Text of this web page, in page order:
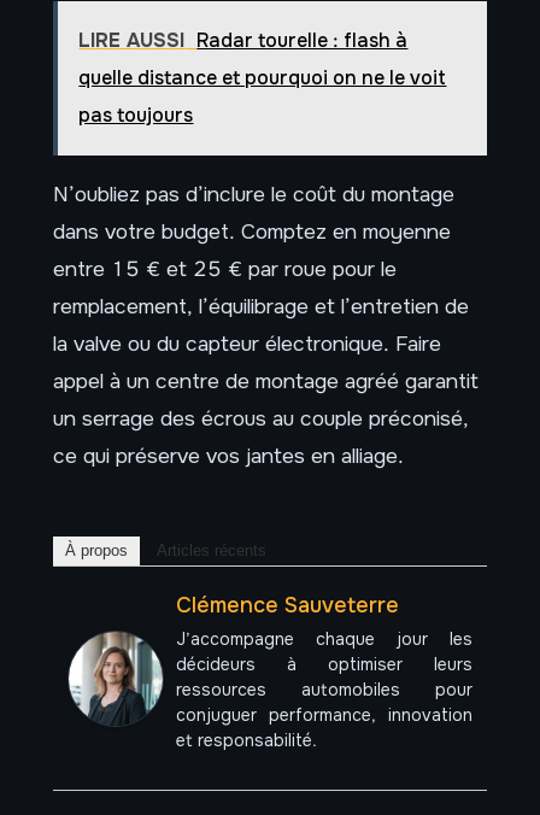
LIRE AUSSI Radar tourelle : flash à
quelle distance et pourquoi on ne le voit
pas toujours
N’oubliez pas d’inclure le coût du montage
dans votre budget. Comptez en moyenne
entre 15 € et 25 € par roue pour le
remplacement, l’équilibrage et l’entretien de
la valve ou du capteur électronique. Faire
appel à un centre de montage agréé garantit
un serrage des écrous au couple préconisé,
ce qui préserve vos jantes en alliage.
À propos Articles récents
Clémence Sauveterre
J’accompagne chaque jour les
décideurs à optimiser leurs
ressources automobiles pour
conjuguer performance, innovation
et responsabilité.